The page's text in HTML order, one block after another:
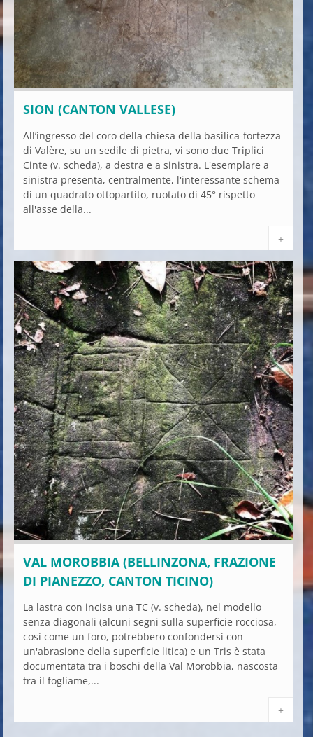
SION (CANTON VALLESE)
All’ingresso del coro della chiesa della basilica-fortezza
di Valère, su un sedile di pietra, vi sono due Triplici
Cinte (v. scheda), a destra e a sinistra. L'esemplare a
sinistra presenta, centralmente, l'interessante schema
di un quadrato ottopartito, ruotato di 45° rispetto
all'asse della...
+
VAL MOROBBIA (BELLINZONA, FRAZIONE
DI PIANEZZO, CANTON TICINO)
La lastra con incisa una TC (v. scheda), nel modello
senza diagonali (alcuni segni sulla superficie rocciosa,
così come un foro, potrebbero confondersi con
un'abrasione della superficie litica) e un Tris è stata
documentata tra i boschi della Val Morobbia, nascosta
tra il fogliame,...
+